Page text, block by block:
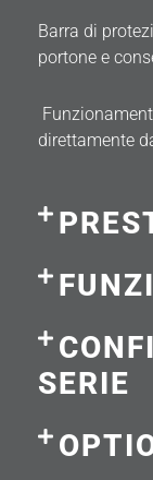
Barra di
portone e
direttamente
SERIE